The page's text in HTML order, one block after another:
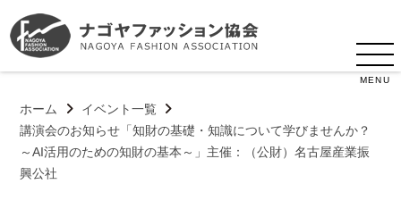
MENU
ホーム
イベント一覧
講演会のお知らせ「知財の基礎・知識について学びませんか？
～AI活用のための知財の基本～」主催：（公財）名古屋産業振
興公社